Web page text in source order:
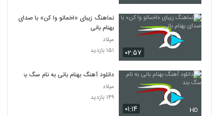
۰۲:۵۷
نماهنگ زیبای «اخماتو وا کن» با صدای
بهنام بانی
میلاد
۱۵۱ بازدید
۰۱:۱۴ HD
دانلود آهنگ بهنام بانی به نام سگ بند
میلاد
۱۴۹ بازدید